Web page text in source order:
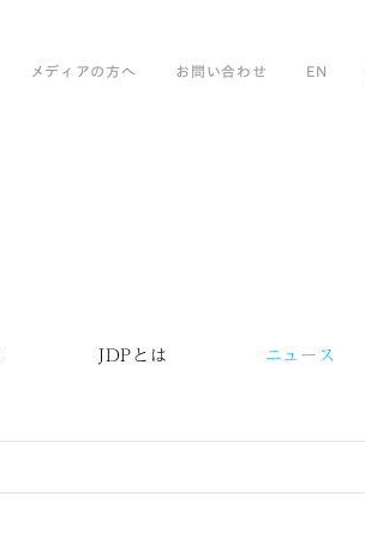
メディアの方へ お問い合わせ EN
JDPとは ニュース